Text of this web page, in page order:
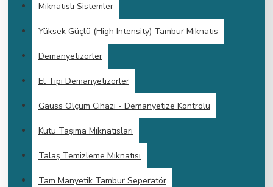
Mıknatıslı Sistemler
Yüksek Güçlü (High Intensity) Tambur Mıknatıs
Demanyetizörler
El Tipi Demanyetizörler
Gauss Ölçüm Cihazı - Demanyetize Kontrolü
Kutu Taşıma Mıknatısları
Talaş Temizleme Mıknatısı
Tam Manyetik Tambur Seperatör